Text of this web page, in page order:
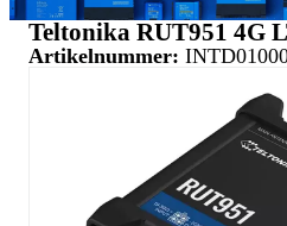
Teltonika RUT951 4G
Artikelnummer: